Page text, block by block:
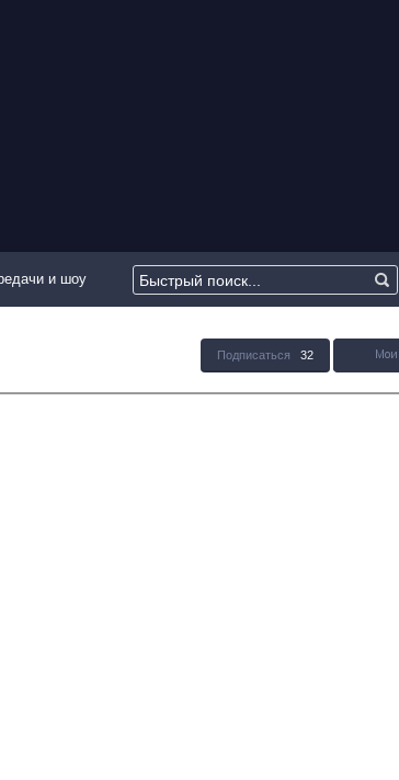
и шоу
Подписаться 32